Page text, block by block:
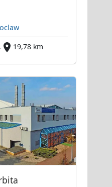
19,78 km